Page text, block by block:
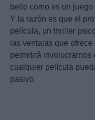
bello como es un
Y la razón es que el
película, un thriller
las ventajas que
permitirá involucrarnos
cualquier película
pasivo.